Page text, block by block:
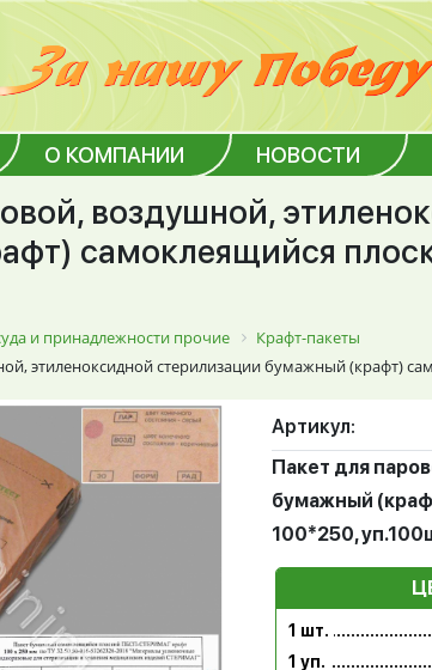
О КОМПАНИИ НОВОСТИ
воздушной,
самоклеящийся
и принадлежности прочие
Крафт-пакеты
этиленоксидной стерилизации бумажный (крафт)
Артикул:
Пакет для
бумажный
100*250,
1 шт.
1 уп.